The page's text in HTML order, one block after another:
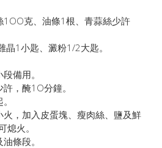
克、油條1根、青蒜絲少許
1小匙、澱粉1/2大匙。
備用。
，醃1O分鐘。
，加入皮蛋塊、瘦肉絲、鹽及鮮
熄火。
條段。